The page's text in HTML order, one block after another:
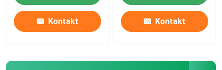
Kontakt Kontakt